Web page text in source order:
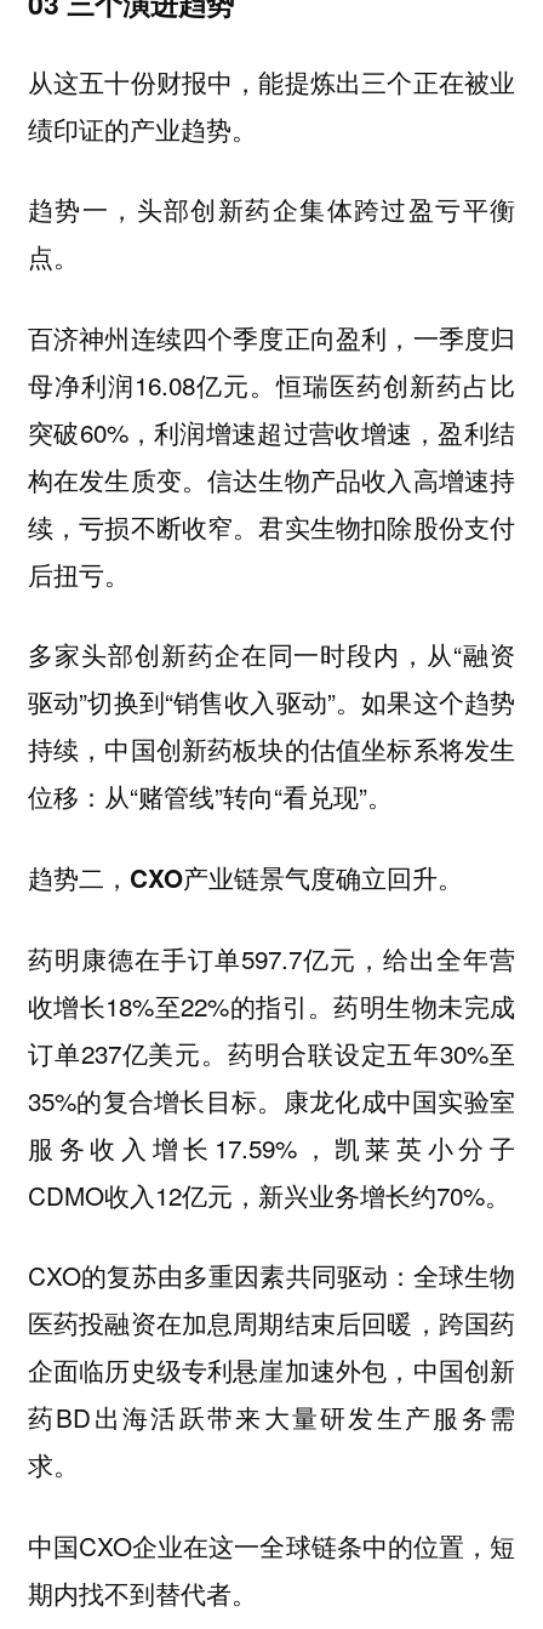
从这五十份财报中，能提炼出三个正在被业
绩印证的产业趋势。
趋势一，头部创新药企集体跨过盈亏平衡
点。
百济神州连续四个季度正向盈利，一季度归
母净利润16.08亿元。恒瑞医药创新药占比
突破60%，利润增速超过营收增速，盈利结
构在发生质变。信达生物产品收入高增速持
续，亏损不断收窄。君实生物扣除股份支付
后扭亏。
多家头部创新药企在同一时段内，从“融资
驱动”切换到“销售收入驱动”。如果这个趋势
持续，中国创新药板块的估值坐标系将发生
位移：从“赌管线”转向“看兑现”。
趋势二，CXO产业链景气度确立回升。
药明康德在手订单597.7亿元，给出全年营
收增长18%至22%的指引。药明生物未完成
订单237亿美元。药明合联设定五年30%至
35%的复合增长目标。康龙化成中国实验室
服务收入增长17.59%，凯莱英小分子
CDMO收入12亿元，新兴业务增长约70%。
CXO的复苏由多重因素共同驱动：全球生物
医药投融资在加息周期结束后回暖，跨国药
企面临历史级专利悬崖加速外包，中国创新
药BD出海活跃带来大量研发生产服务需
求。
中国CXO企业在这一全球链条中的位置，短
期内找不到替代者。